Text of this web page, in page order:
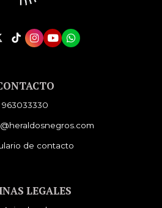
963033330
de contacto
LEGALES